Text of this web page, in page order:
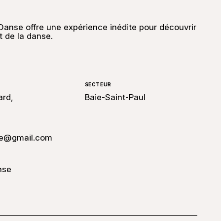
offre une expérience inédite pour découvrir
de la danse.
SECTEUR
Baie-Saint-Paul